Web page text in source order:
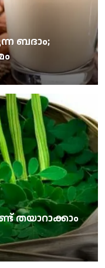
ബദാം;
തയാറാക്കാം